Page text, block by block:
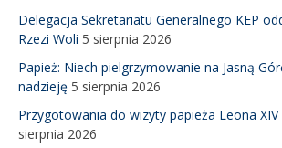
Delegacja Sekretariatu Generalnego KEP
Rzezi Woli 5 sierpnia 2026
Papież: Niech pielgrzymowanie na Jasną
nadzieję 5 sierpnia 2026
Przygotowania do wizyty papieża Leona XIV
sierpnia 2026